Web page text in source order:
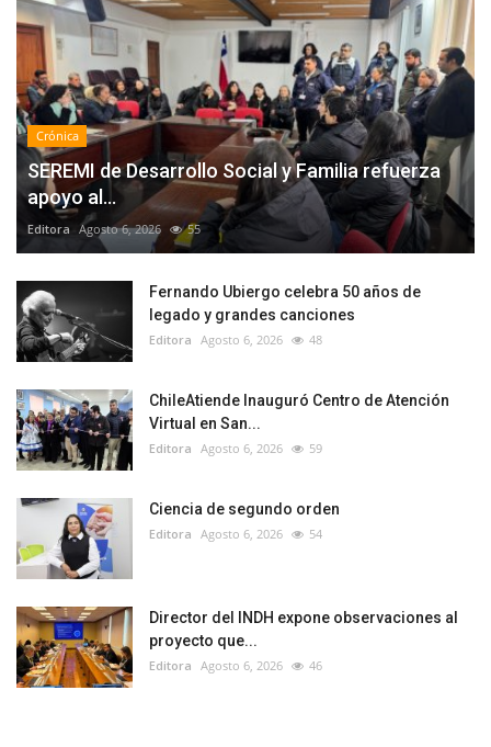
Crónica
SEREMI de Desarrollo Social y Familia refuerza
apoyo al...
Editora Agosto 6, 2026 55
Fernando Ubiergo celebra 50 años de
legado y grandes canciones
Editora Agosto 6, 2026 48
ChileAtiende Inauguró Centro de Atención
Virtual en San...
Editora Agosto 6, 2026 59
Ciencia de segundo orden
Editora Agosto 6, 2026 54
Director del INDH expone observaciones al
proyecto que...
Editora Agosto 6, 2026 46